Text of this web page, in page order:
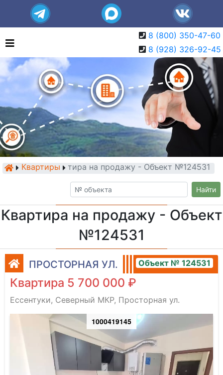
8 (800) 350-47-60
8 (928) 326-92-45
КвартирыКвартира на продажу - Объект №124531
Найти
Квартира на продажу - Объект
№124531
ПРОСТОРНАЯ УЛ. Объект № 124531
Квартира 5 700 000 ₽
Ессентуки, Северный МКР, Просторная ул.
1000419145